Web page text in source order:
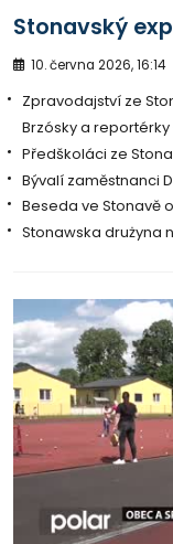
Stonavský
10. června 2026, 16:14
Zpravodajství ze
Brzósky a
Předškoláci ze
Bývalí zaměstnanci
Beseda ve Stonavě
Stonawska drużyna